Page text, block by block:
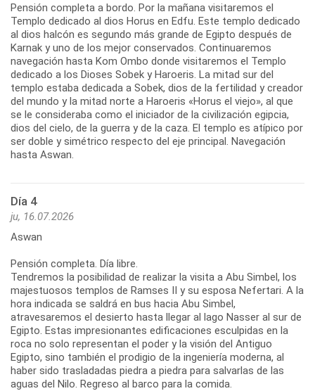
Pensión completa a bordo. Por la mañana visitaremos el
Templo dedicado al dios Horus en Edfu. Este templo dedicado
al dios halcón es segundo más grande de Egipto después de
Karnak y uno de los mejor conservados. Continuaremos
navegación hasta Kom Ombo donde visitaremos el Templo
dedicado a los Dioses Sobek y Haroeris. La mitad sur del
templo estaba dedicada a Sobek, dios de la fertilidad y creador
del mundo y la mitad norte a Haroeris «Horus el viejo», al que
se le consideraba como el iniciador de la civilización egipcia,
dios del cielo, de la guerra y de la caza. El templo es atípico por
ser doble y simétrico respecto del eje principal. Navegación
hasta Aswan.
Día 4
ju, 16.07.2026
Aswan
Pensión completa. Día libre.
Tendremos la posibilidad de realizar la visita a Abu Simbel, los
majestuosos templos de Ramses II y su esposa Nefertari. A la
hora indicada se saldrá en bus hacia Abu Simbel,
atravesaremos el desierto hasta llegar al lago Nasser al sur de
Egipto. Estas impresionantes edificaciones esculpidas en la
roca no solo representan el poder y la visión del Antiguo
Egipto, sino también el prodigio de la ingeniería moderna, al
haber sido trasladadas piedra a piedra para salvarlas de las
aguas del Nilo. Regreso al barco para la comida.